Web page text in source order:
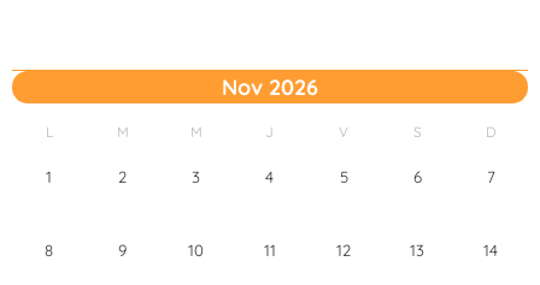
Nov 2026
L M M J V S D
1 2 3 4 5 6 7
8 9 10 11 12 13 14